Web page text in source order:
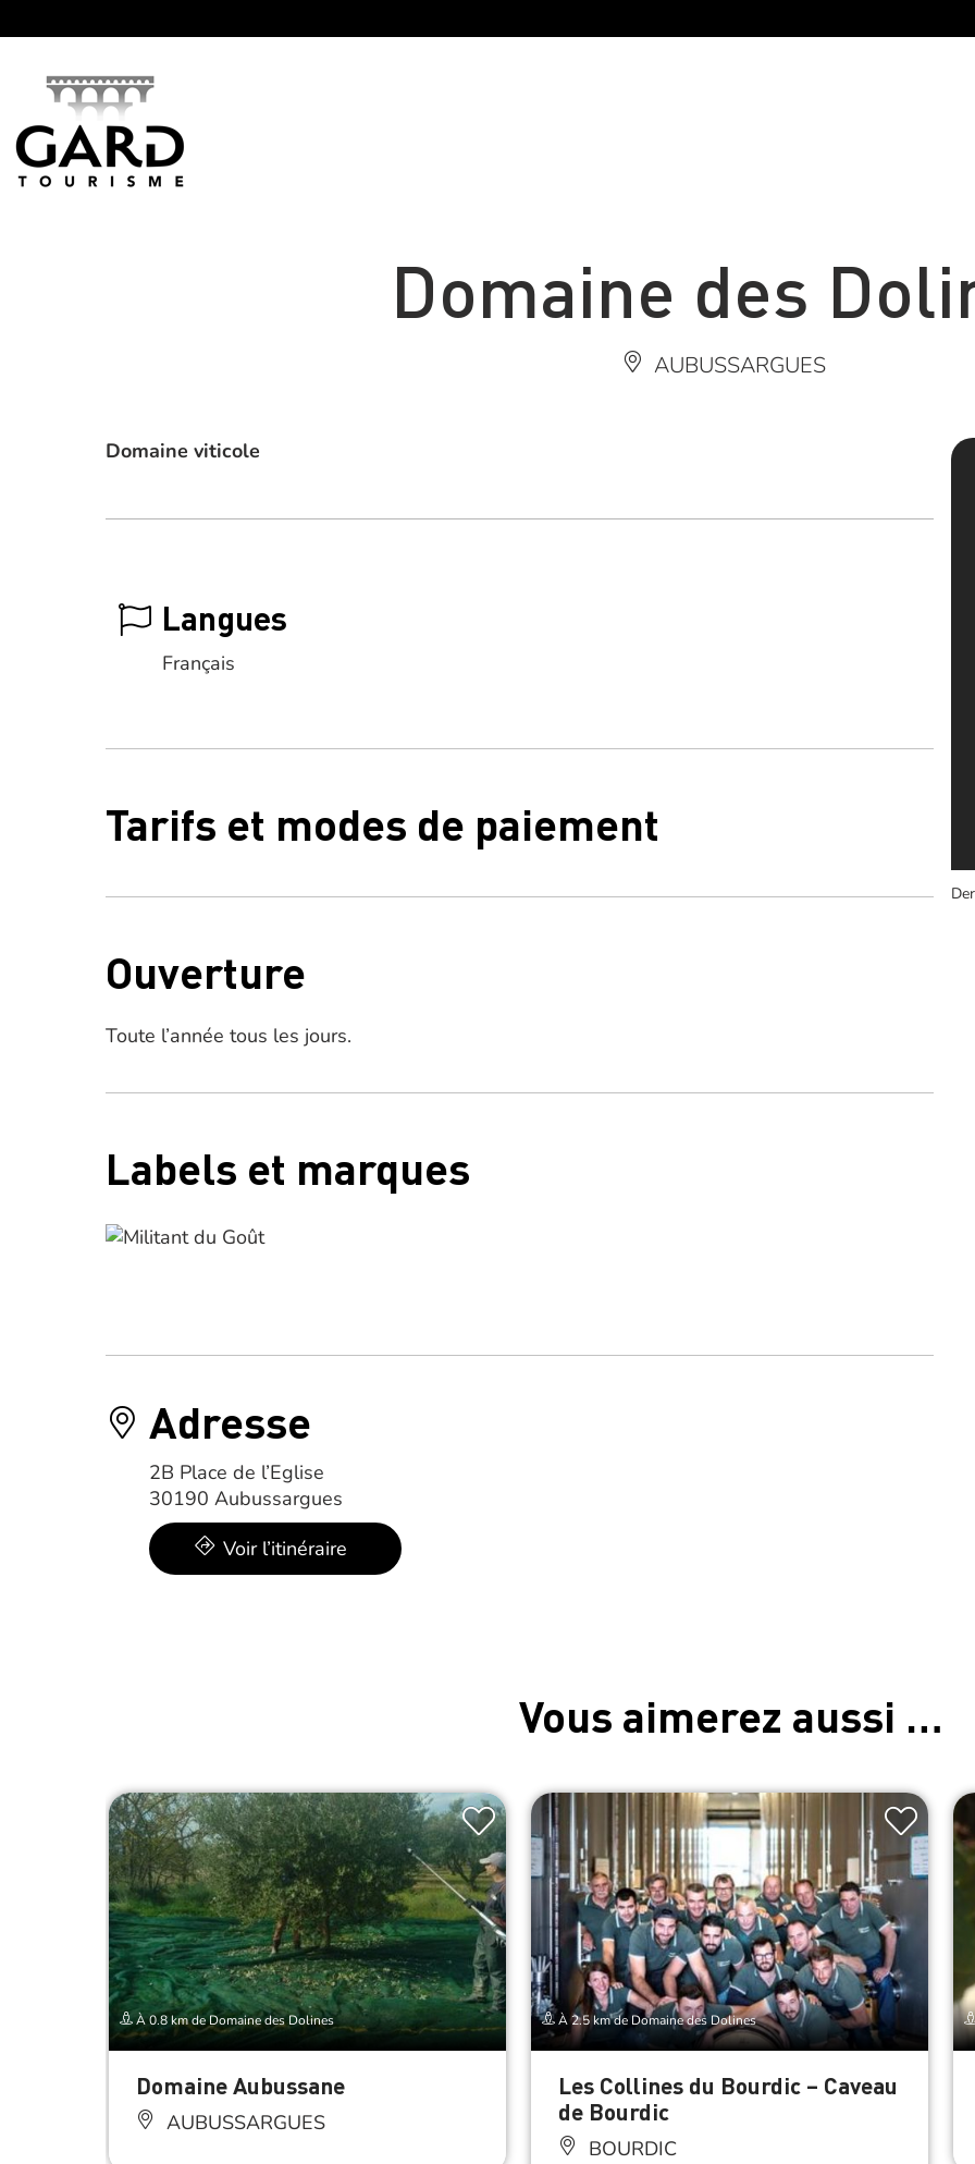
Domaine des
AUBUSSARGUES
Domaine viticole
Langues
Français
Tarifs et modes de paiement
Ouverture
Toute l’année tous les jours.
Labels et marques
Adresse
2B Place de l’Eglise
30190 Aubussargues
Voir l’itinéraire
Vous aimerez aussi …
À 0.8 km de Domaine des Dolines
Domaine Aubussane
AUBUSSARGUES
À 2.5 km de Domaine des Dolines
Les Collines du Bourdic – Caveau
de Bourdic
BOURDIC